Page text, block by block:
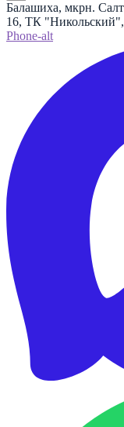
Балашиха, мкрн.
16, ТК
Phone-alt